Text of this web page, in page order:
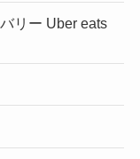
リー Uber eats